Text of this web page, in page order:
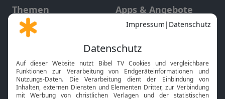
Themen
Gott und Bibel erklärt
Neuigkeiten
Apps & Angebote
Mobile App
Smart TV
HbbTV
Bibelthek Online-Bibel